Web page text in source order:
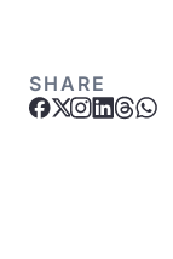
SHARE